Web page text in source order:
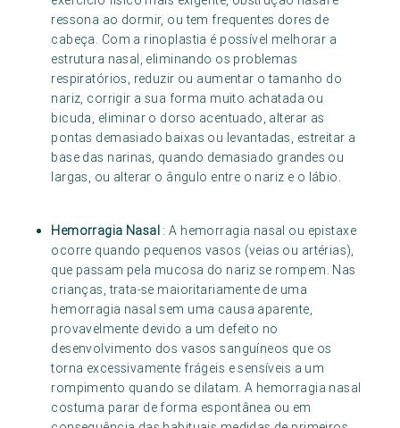
ressona ao dormir, ou tem frequentes dores de
cabeça. Com a rinoplastia é possível melhorar a
estrutura nasal, eliminando os problemas
respiratórios, reduzir ou aumentar o tamanho do
nariz, corrigir a sua forma muito achatada ou
bicuda, eliminar o dorso acentuado, alterar as
pontas demasiado baixas ou levantadas, estreitar a
base das narinas, quando demasiado grandes ou
largas, ou alterar o ângulo entre o nariz e o lábio.
Hemorragia Nasal : A hemorragia nasal ou epistaxe
ocorre quando pequenos vasos (veias ou artérias),
que passam pela mucosa do nariz se rompem. Nas
crianças, trata-se maioritariamente de uma
hemorragia nasal sem uma causa aparente,
provavelmente devido a um defeito no
desenvolvimento dos vasos sanguíneos que os
torna excessivamente frágeis e sensíveis a um
rompimento quando se dilatam. A hemorragia nasal
costuma parar de forma espontânea ou em